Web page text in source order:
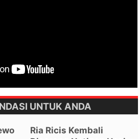
UNTUK ANDA
Ria Ricis Kembali